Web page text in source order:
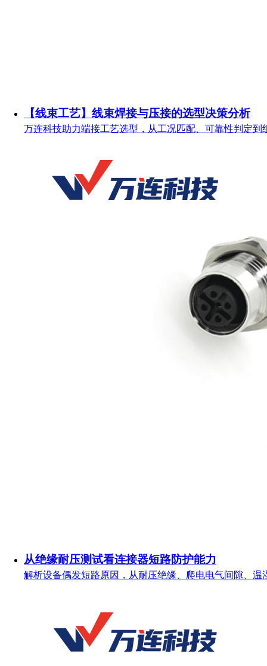
【线束工艺】线束焊接与压接的选型决策分析
万连科技助力端接工艺选型，从工况匹配、可靠性判定到
从绝缘耐压测试看连接器短路防护能力
解析设备偶发短路原因，从耐压绝缘、爬电电气间隙、温